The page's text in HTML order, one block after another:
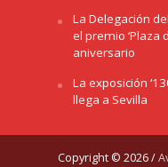
La Delegación
el premio ‘Plaza
aniversario
La exposición
llega a Sevilla
Copyright © 2026 /